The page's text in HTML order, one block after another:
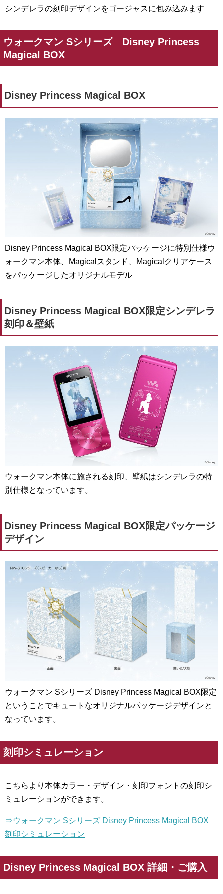
シンデレラの刻印デザインをゴージャスに包み込みます
ウォークマン Sシリーズ Disney Princess
Magical BOX
Disney Princess Magical BOX
Disney Princess Magical BOX限定パッケージに特別仕様ウ
ォークマン本体、Magicalスタンド、Magicalクリアケース
をパッケージしたオリジナルモデル
Disney Princess Magical BOX限定シンデレラ
刻印＆壁紙
ウォークマン本体に施される刻印、壁紙はシンデレラの特
別仕様となっています。
Disney Princess Magical BOX限定パッケージ
デザイン
ウォークマン Sシリーズ Disney Princess Magical BOX限定
ということでキュートなオリジナルパッケージデザインと
なっています。
刻印シミュレーション
こちらより本体カラー・デザイン・刻印フォントの刻印シ
ミュレーションができます。
⇒ウォークマン Sシリーズ Disney Princess Magical BOX
刻印シミュレーション
Disney Princess Magical BOX 詳細・ご購入